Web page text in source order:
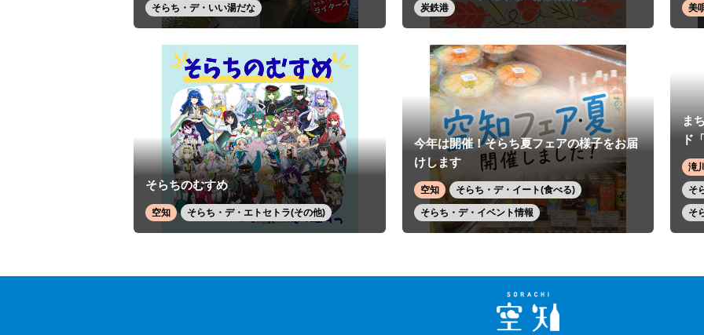
そらち・デ・いい湯だな 炭鉄港 美
そらちのむすめ
空知 そらち・デ・エトセトラ(その他)
今年は開催！そらち夏フェアの様子をお届
けします
空知 そらち・デ・イート(食べる)
そらち・デ・イベント情報
ま
ド
滝
そ
そ